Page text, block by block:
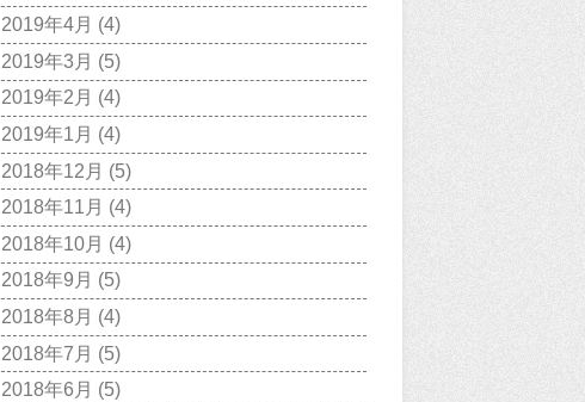
2019年4月 (4)
2019年3月 (5)
2019年2月 (4)
2019年1月 (4)
2018年12月 (5)
2018年11月 (4)
2018年10月 (4)
2018年9月 (5)
2018年8月 (4)
2018年7月 (5)
2018年6月 (5)